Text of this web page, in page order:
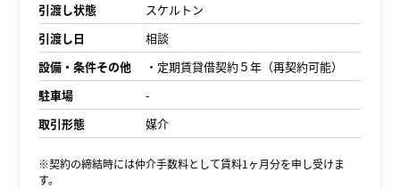
引渡し状態
スケルトン
引渡し日
相談
設備・条件その他
・定期賃貸借契約５年（再契約可能）
駐車場
-
取引形態
媒介
※契約の締結時には仲介手数料として賃料1ヶ月分を申し受けま
す。